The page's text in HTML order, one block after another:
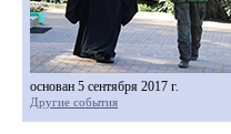
основан 5 сентября 2017 г.
Другие события